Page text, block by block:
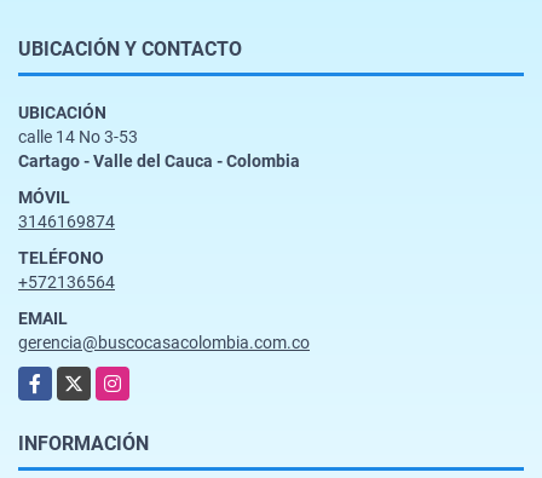
UBICACIÓN Y CONTACTO
UBICACIÓN
calle 14 No 3-53
Cartago - Valle del Cauca - Colombia
MÓVIL
3146169874
TELÉFONO
+572136564
EMAIL
gerencia@buscocasacolombia.com.co
Facebook
X Instagram
INFORMACIÓN